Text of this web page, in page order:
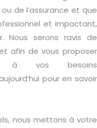
de l’assurance et que
et impactant,
Nous serons ravis de
afin de vous proposer
à vos besoins
pour en savoir
nous mettons à votre